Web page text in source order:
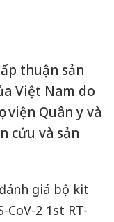
thuận sản
Việt Nam do
viện Quân y và
cứu và sản
giá bộ kit
CoV-2 1st RT-